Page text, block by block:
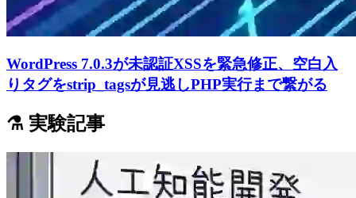
WordPress 7.0.3が未認証XSSを緊急修正、空白入
りタグをstrip_tagsが見逃しPHP実行まで繋がる
⚗️ 実験記事